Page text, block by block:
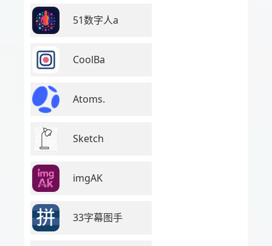
51数字人a
CoolBa
Atoms.
Sketch
imgAK
33字幕图手